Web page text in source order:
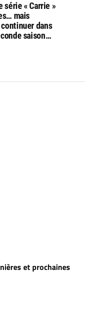
série « Carrie »
mais
continuer dans
saison…
et prochaines